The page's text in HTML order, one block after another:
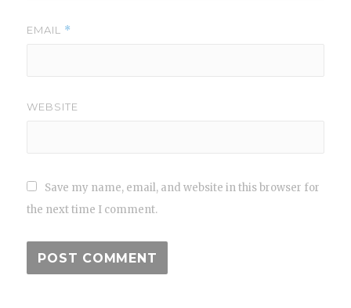
EMAIL *
WEBSITE
Save my name, email, and website in this browser for
the next time I comment.